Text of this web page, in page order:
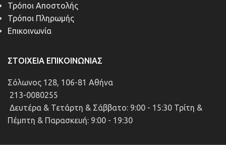
Τρόποι Αποστολής
Τρόποι Πληρωμής
Επικοινωνία
ΣΤΟΙΧΕΊΑ ΕΠΙΚΟΙΝΩΝΊΑΣ
Σόλωνος 128, 106-81 Αθήνα
213-0080255
Δευτέρα & Τετάρτη & Σάββατο: 9:00 - 15:30 Τρίτη &
Πέμπτη & Παρασκευή: 9:00 - 19:30